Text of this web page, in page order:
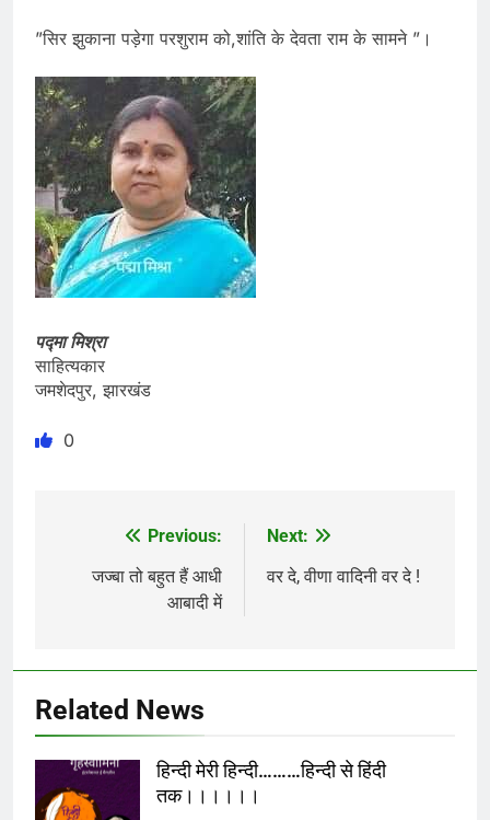
”सिर झुकाना पड़ेगा परशुराम को,शांति के देवता राम के सामने ”।
पद्मा मिश्रा
साहित्यकार
जमशेदपुर, झारखंड
0
navigation
Previous:
जज्बा तो बहुत हैं आधी
आबादी में
Next:
वर दे, वीणा वादिनी वर दे !
Related News
हिन्दी मेरी हिन्दी………हिन्दी से हिंदी
तक।।।।।।